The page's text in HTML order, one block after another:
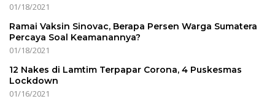
01/18/2021
Ramai Vaksin Sinovac, Berapa Persen Warga Sumatera
Percaya Soal Keamanannya?
01/18/2021
12 Nakes di Lamtim Terpapar Corona, 4 Puskesmas
Lockdown
01/16/2021